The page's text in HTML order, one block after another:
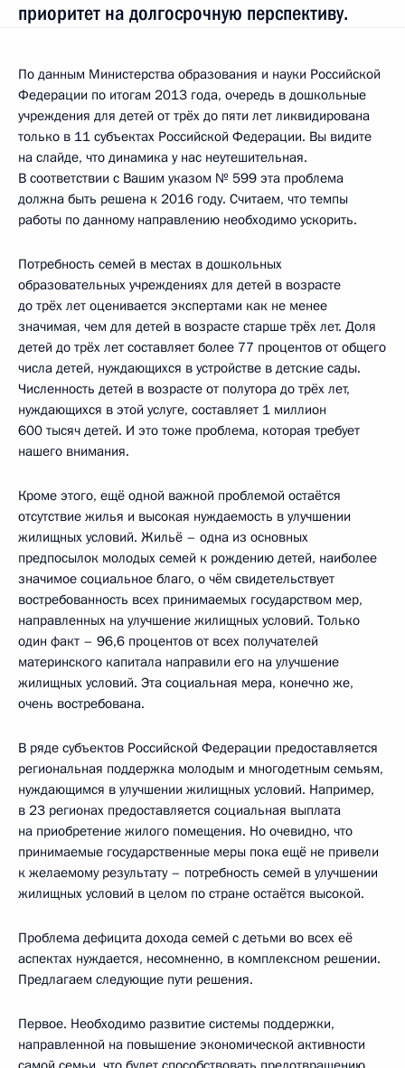
приоритет на долгосрочную перспективу.
По данным Министерства образования и науки Российской
Федерации по итогам 2013 года, очередь в дошкольные
учреждения для детей от трёх до пяти лет ликвидирована
только в 11 субъектах Российской Федерации. Вы видите
на слайде, что динамика у нас неутешительная.
В соответствии с Вашим указом № 599 эта проблема
должна быть решена к 2016 году. Считаем, что темпы
работы по данному направлению необходимо ускорить.
Потребность семей в местах в дошкольных
образовательных учреждениях для детей в возрасте
до трёх лет оценивается экспертами как не менее
значимая, чем для детей в возрасте старше трёх лет. Доля
детей до трёх лет составляет более 77 процентов от общего
числа детей, нуждающихся в устройстве в детские сады.
Численность детей в возрасте от полутора до трёх лет,
нуждающихся в этой услуге, составляет 1 миллион
600 тысяч детей. И это тоже проблема, которая требует
нашего внимания.
Кроме этого, ещё одной важной проблемой остаётся
отсутствие жилья и высокая нуждаемость в улучшении
жилищных условий. Жильё – одна из основных
предпосылок молодых семей к рождению детей, наиболее
значимое социальное благо, о чём свидетельствует
востребованность всех принимаемых государством мер,
направленных на улучшение жилищных условий. Только
один факт – 96,6 процентов от всех получателей
материнского капитала направили его на улучшение
жилищных условий. Эта социальная мера, конечно же,
очень востребована.
В ряде субъектов Российской Федерации предоставляется
региональная поддержка молодым и многодетным семьям,
нуждающимся в улучшении жилищных условий. Например,
в 23 регионах предоставляется социальная выплата
на приобретение жилого помещения. Но очевидно, что
принимаемые государственные меры пока ещё не привели
к желаемому результату – потребность семей в улучшении
жилищных условий в целом по стране остаётся высокой.
Проблема дефицита дохода семей с детьми во всех её
аспектах нуждается, несомненно, в комплексном решении.
Предлагаем следующие пути решения.
Первое. Необходимо развитие системы поддержки,
направленной на повышение экономической активности